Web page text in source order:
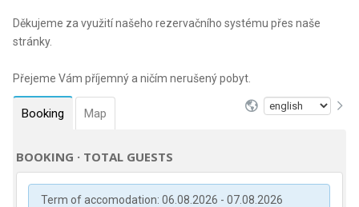
Děkujeme za využití našeho rezervačního systému přes naše
stránky.
Přejeme Vám příjemný a ničím nerušený pobyt.
Booking Map
BOOKING · TOTAL GUESTS
Term of accomodation: 06.08.2026 - 07.08.2026